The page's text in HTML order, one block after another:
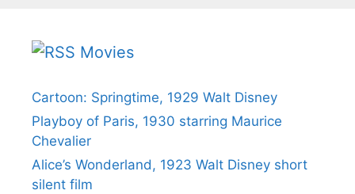
Movies
Cartoon: Springtime, 1929 Walt Disney
Playboy of Paris, 1930 starring Maurice
Chevalier
Alice’s Wonderland, 1923 Walt Disney short
silent film